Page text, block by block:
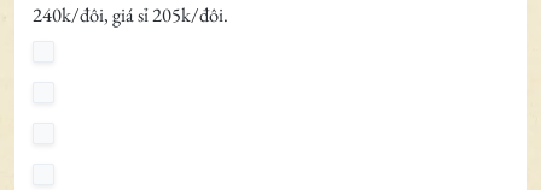
240k/đôi, giá sỉ 205k/đôi.